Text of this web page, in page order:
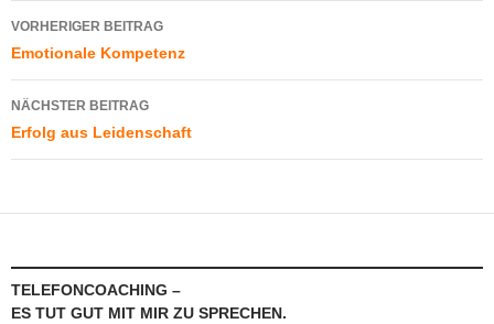
Beitragsnavigation
VORHERIGER BEITRAG
Emotionale Kompetenz
NÄCHSTER BEITRAG
Erfolg aus Leidenschaft
TELEFONCOACHING –
ES TUT GUT MIT MIR ZU SPRECHEN.